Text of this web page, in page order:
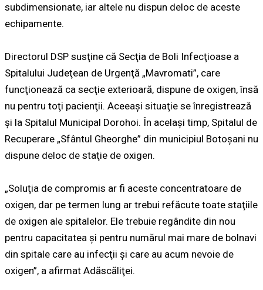
subdimensionate, iar altele nu dispun deloc de aceste
echipamente.
Directorul DSP susţine că Secţia de Boli Infecţioase a
Spitalului Judeţean de Urgenţă „Mavromati”, care
funcţionează ca secţie exterioară, dispune de oxigen, însă
nu pentru toţi pacienţii. Aceeaşi situaţie se înregistrează
şi la Spitalul Municipal Dorohoi. În acelaşi timp, Spitalul de
Recuperare „Sfântul Gheorghe” din municipiul Botoşani nu
dispune deloc de staţie de oxigen.
„Soluţia de compromis ar fi aceste concentratoare de
oxigen, dar pe termen lung ar trebui refăcute toate staţiile
de oxigen ale spitalelor. Ele trebuie regândite din nou
pentru capacitatea şi pentru numărul mai mare de bolnavi
din spitale care au infecţii şi care au acum nevoie de
oxigen”, a afirmat Adăscăliţei.